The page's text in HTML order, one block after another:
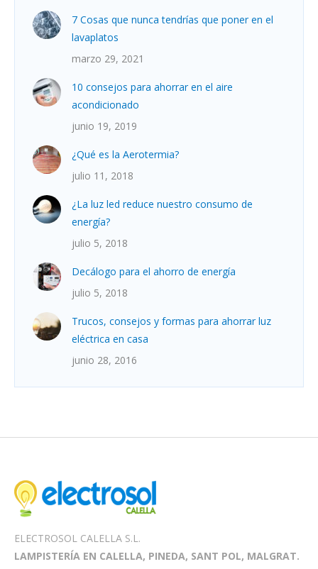
7 Cosas que nunca tendrías que poner en el
lavaplatos
marzo 29, 2021
10 consejos para ahorrar en el aire
acondicionado
junio 19, 2019
¿Qué es la Aerotermia?
julio 11, 2018
¿La luz led reduce nuestro consumo de
energía?
julio 5, 2018
Decálogo para el ahorro de energía
julio 5, 2018
Trucos, consejos y formas para ahorrar luz
eléctrica en casa
junio 28, 2016
ELECTROSOL CALELLA S.L.
LAMPISTERÍA EN CALELLA, PINEDA, SANT POL, MALGRAT.